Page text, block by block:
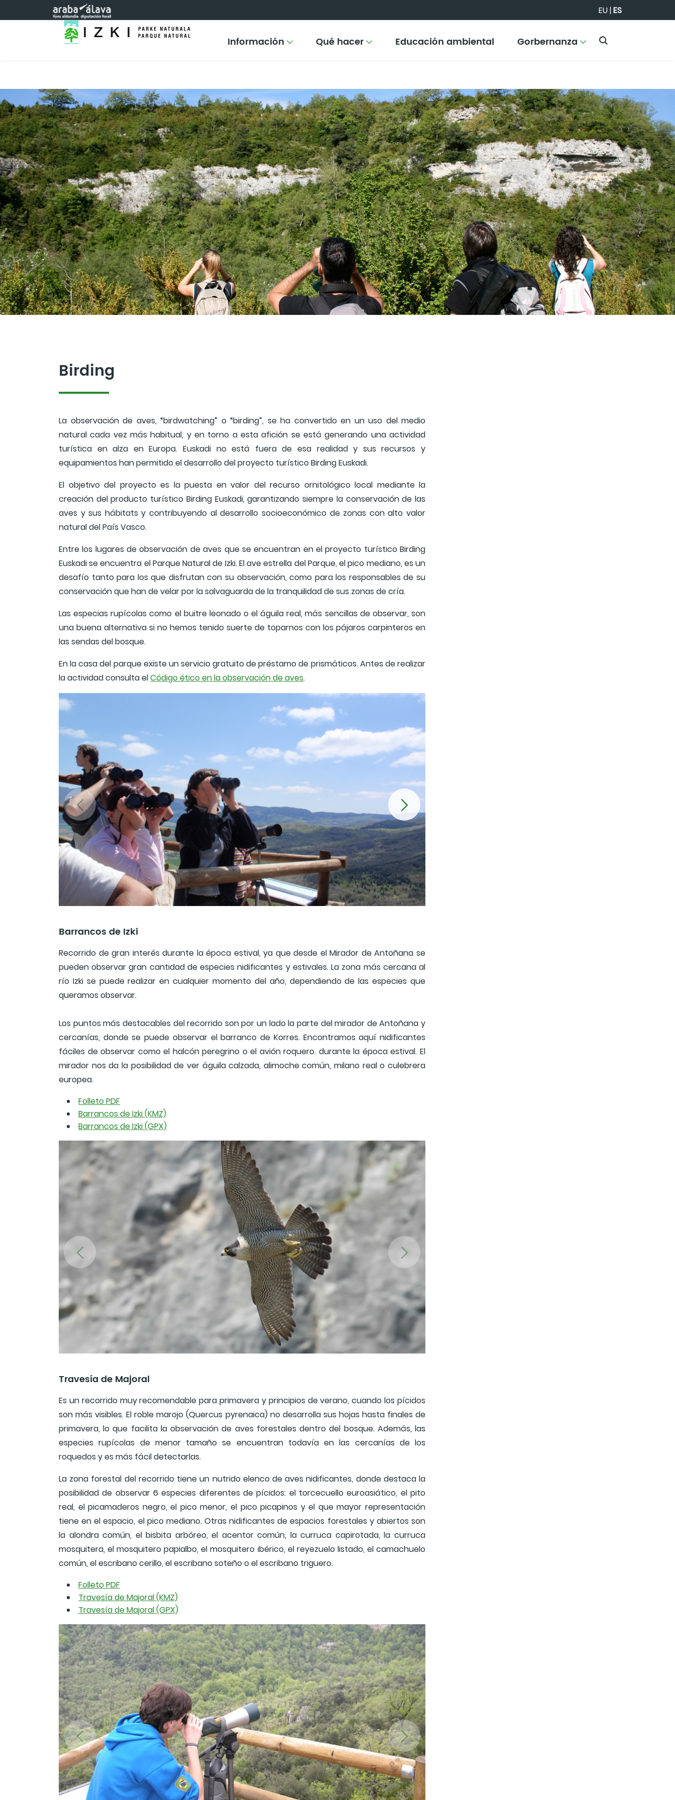
Saltar al contenido principal EU|ES
Información Qué hacer Educación ambiental Gorbernanza
Birding
La observación de aves, “birdwatching” o “birding”, se ha convertido en un uso del medio
natural cada vez más habitual, y en torno a esta afición se está generando una actividad
turística en alza en Europa. Euskadi no está fuera de esa realidad y sus recursos y
equipamientos han permitido el desarrollo del proyecto turístico Birding Euskadi.
El objetivo del proyecto es la puesta en valor del recurso ornitológico local mediante la
creación del producto turístico Birding Euskadi, garantizando siempre la conservación de las
aves y sus hábitats y contribuyendo al desarrollo socioeconómico de zonas con alto valor
natural del País Vasco.
Entre los lugares de observación de aves que se encuentran en el proyecto turístico Birding
Euskadi se encuentra el Parque Natural de Izki. El ave estrella del Parque, el pico mediano, es un
desafío tanto para los que disfrutan con su observación, como para los responsables de su
conservación que han de velar por la salvaguarda de la tranquilidad de sus zonas de cría.
Las especias rupícolas como el buitre leonado o el águila real, más sencillas de observar, son
una buena alternativa si no hemos tenido suerte de toparnos con los pájaros carpinteros en
las sendas del bosque.
En la casa del parque existe un servicio gratuito de préstamo de prismáticos. Antes de realizar
la actividad consulta elCódigo ético en la observación de aves.
Barrancos de Izki
Recorrido de gran interés durante la época estival, ya que desde el Mirador de Antoñana se
pueden observar gran cantidad de especies nidificantes y estivales. La zona más cercana al
río Izki se puede realizar en cualquier momento del año, dependiendo de las especies que
queramos observar.
Los puntos más destacables del recorrido son por un lado la parte del mirador de Antoñana y
cercanías, donde se puede observar el barranco de Korres. Encontramos aquí nidificantes
fáciles de observar como el halcón peregrino o el avión roquero. durante la época estival. El
mirador nos da la posibilidad de ver águila calzada, alimoche común, milano real o culebrera
europea.
Folleto PDF
Barrancos de Izki (KMZ)
Barrancos de Izki (GPX)
Travesía de Majoral
Es un recorrido muy recomendable para primavera y principios de verano, cuando los pícidos
son más visibles. El roble marojo (Quercus pyrenaica) no desarrolla sus hojas hasta finales de
primavera, lo que facilita la observación de aves forestales dentro del bosque. Además, las
especies rupícolas de menor tamaño se encuentran todavía en las cercanías de los
roquedos y es más fácil detectarlas.
La zona forestal del recorrido tiene un nutrido elenco de aves nidificantes, donde destaca la
posibilidad de observar 6 especies diferentes de pícidos: el torcecuello euroasiático, el pito
real, el picamaderos negro, el pico menor, el pico picapinos y el que mayor representación
tiene en el espacio, el pico mediano. Otras nidificantes de espacios forestales y abiertos son
la alondra común, el bisbita arbóreo, el acentor común, la curruca capirotada, la curruca
mosquitera, el mosquitero papialbo, el mosquitero ibérico, el reyezuelo listado, el camachuelo
común, el escribano cerillo, el escribano soteño o el escribano triguero.
Folleto PDF
Travesía de Majoral (KMZ)
Travesía de Majoral (GPX)